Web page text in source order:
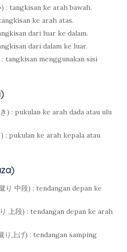
: tangkisan ke arah bawah.
ke arah atas.
dari luar ke dalam.
dari dalam ke luar.
tangkisan menggunakan sisi
) : pukulan ke arah dada atau ulu
: pukulan ke arah kepala atau
り 中段) : tendangan depan ke
上段) : tendangan depan ke arah
り上げ) : tendangan samping